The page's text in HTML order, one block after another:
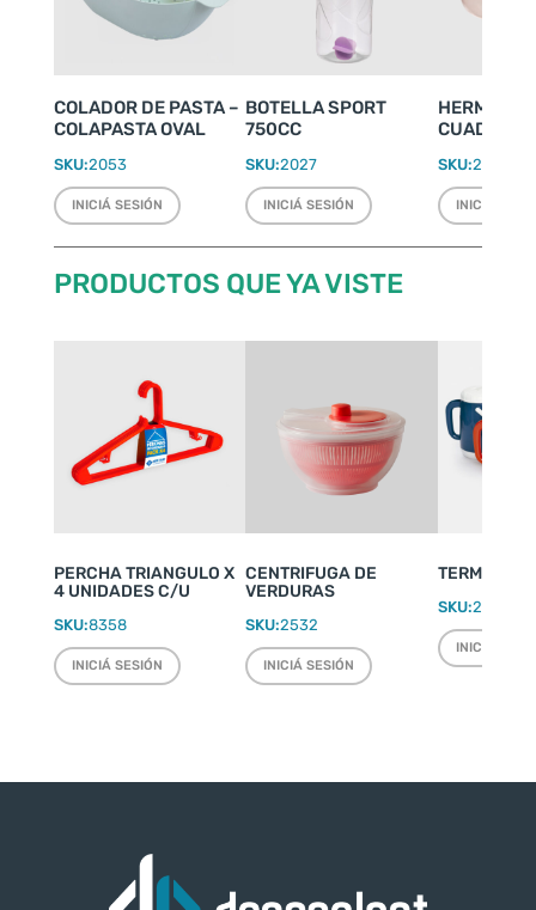
COLADOR DE PASTA –
COLAPASTA OVAL
SKU:2053
INICIÁ SESIÓN
BOTELLA SPORT
750CC
SKU:2027
INICIÁ SESIÓN
SKU:2427
INICIÁ
PRODUCTOS QUE YA VISTE
PERCHA TRIANGULO X
4 UNIDADES C/U
SKU:8358
INICIÁ SESIÓN
CENTRIFUGA DE
VERDURAS
SKU:2532
INICIÁ SESIÓN
TERMO
SKU:2220
INICIÁ